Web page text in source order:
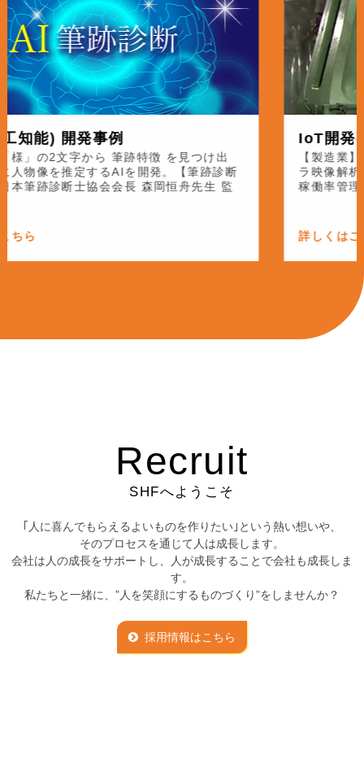
) 開発事例
2文字から 筆跡特徴 を見つけ出
を推定するAIを開発。【筆跡診断
診断士協会会長 森岡恒舟先生 監
IoT開発事例
【製造業】「鍛
ラ映像解析によ
稼働率管理、生
詳しくはこちら
Recruit
SHFへようこそ
｢人に喜んでもらえるよいものを作りたい｣という熱い想いや、
そのプロセスを通じて人は成長します。
会社は人の成長をサポートし、人が成長することで会社も成長しま
す。
私たちと一緒に、”人を笑顔にするものづくり”をしませんか？
採用情報はこちら